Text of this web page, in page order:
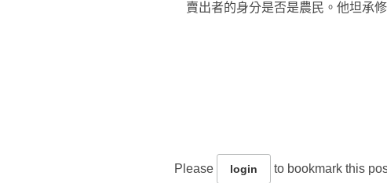
賣出者的身分是否是農民。他坦承
Please login to bookmark this